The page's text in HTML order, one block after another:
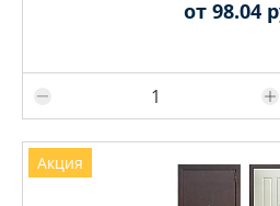
от 98.04
Акция